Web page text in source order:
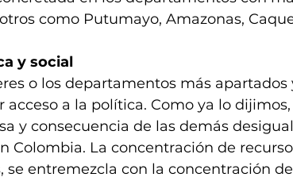
como Putumayo, Amazonas,
y social
o los departamentos más apartados
a la política. Como ya lo dijimos,
y consecuencia de las demás
Colombia. La concentración de
se entremezcla con la concentración